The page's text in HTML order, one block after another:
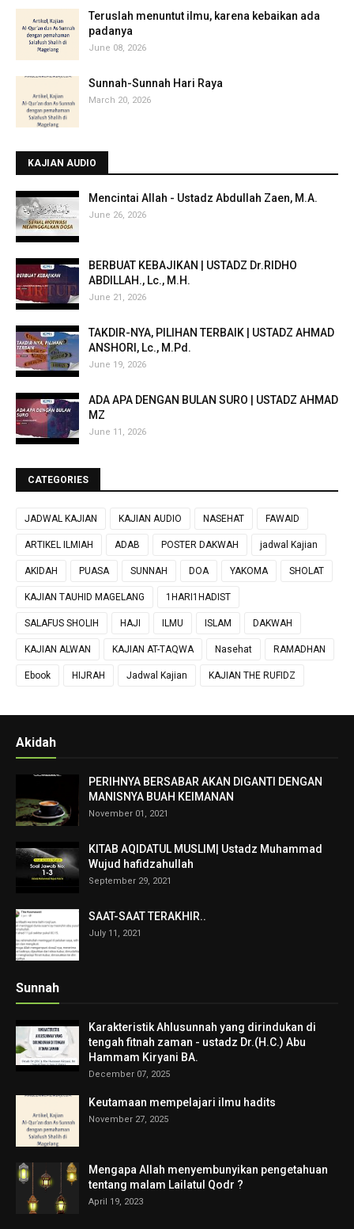
Teruslah menuntut ilmu, karena kebaikan ada
padanya
June 08, 2026
Sunnah-Sunnah Hari Raya
March 20, 2026
KAJIAN AUDIO
Mencintai Allah - Ustadz Abdullah Zaen, M.A.
June 26, 2026
BERBUAT KEBAJIKAN | USTADZ Dr.RIDHO
ABDILLAH., Lc., M.H.
June 21, 2026
TAKDIR-NYA, PILIHAN TERBAIK | USTADZ AHMAD
ANSHORI, Lc., M.Pd.
June 19, 2026
ADA APA DENGAN BULAN SURO | USTADZ AHMAD
MZ
June 11, 2026
CATEGORIES
JADWAL KAJIAN KAJIAN AUDIO NASEHAT FAWAID
ARTIKEL ILMIAH ADAB POSTER DAKWAH jadwal Kajian
AKIDAH PUASA SUNNAH DOA YAKOMA SHOLAT
KAJIAN TAUHID MAGELANG 1HARI1HADIST
SALAFUS SHOLIH HAJI ILMU ISLAM DAKWAH
KAJIAN ALWAN KAJIAN AT-TAQWA Nasehat RAMADHAN
Ebook HIJRAH Jadwal Kajian KAJIAN THE RUFIDZ
Akidah
PERIHNYA BERSABAR AKAN DIGANTI DENGAN
MANISNYA BUAH KEIMANAN
November 01, 2021
KITAB AQIDATUL MUSLIM| Ustadz Muhammad
Wujud hafidzahullah
September 29, 2021
SAAT-SAAT TERAKHIR..
July 11, 2021
Sunnah
Karakteristik Ahlusunnah yang dirindukan di
tengah fitnah zaman - ustadz Dr.(H.C.) Abu
Hammam Kiryani BA.
December 07, 2025
Keutamaan mempelajari ilmu hadits
November 27, 2025
Mengapa Allah menyembunyikan pengetahuan
tentang malam Lailatul Qodr ?
April 19, 2023